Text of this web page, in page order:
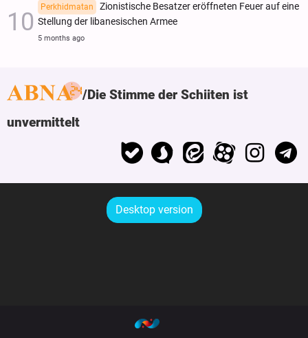
Perkhidmatan
Zionistische Besatzer eröffneten Feuer auf eine
Stellung der libanesischen Armee
5 months ago
Die Stimme der Schiiten ist
unvermittelt
Desktop version